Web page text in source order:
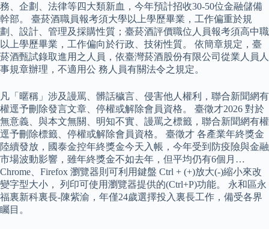
務、企劃、法律等四大類新血，今年預計招收30-50位金融儲備
幹部。 臺菸酒職員報考須大學以上學歷畢業，工作偏重於規
劃、設計、管理及採購性質；臺菸酒評價職位人員報考須高中職
以上學歷畢業，工作偏向於行政、技術性質。 依簡章規定，臺
菸酒甄試錄取進用之人員，依臺灣菸酒股份有限公司從業人員人
事規章辦理，不適用公 務人員有關法令之規定。
凡「暱稱」涉及謾罵、髒話穢言、侵害他人權利，聯合新聞網有
權逕予刪除發言文章、停權或解除會員資格。 臺徵才2026 對於
無意義、與本文無關、明知不實、謾罵之標籤，聯合新聞網有權
逕予刪除標籤、停權或解除會員資格。 臺徵才 各產業年終獎金
陸續發放，國泰金控年終獎金今天入帳，今年受到防疫險與金融
市場波動影響，雖年終獎金不如去年，但平均仍有6個月…
Chrome、Firefox 瀏覽器則可利用鍵盤 Ctrl + (+)放大(-)縮小來改
變字型大小， 列印可使用瀏覽器提供的(Ctrl+P)功能。 永和區永
福裏新科裏長-陳紫渝，年僅24歲選擇投入裏長工作，備受各界
矚目。